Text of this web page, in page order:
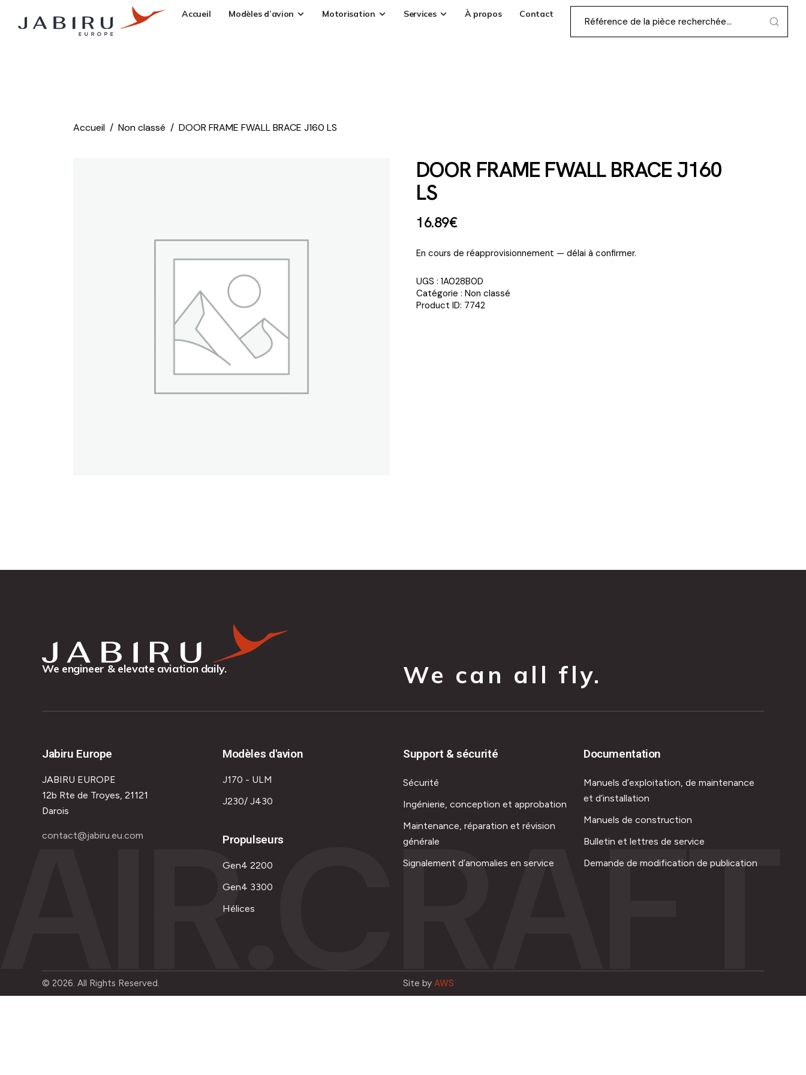
Accueil Modèles d’avion Motorisation Services À propos Contact
Accueil Non classé DOOR FRAME FWALL BRACE J160 LS
DOOR FRAME FWALL BRACE J160
LS
16.89€
En cours de réapprovisionnement — délai à confirmer.
UGS : 1A028B0D
Catégorie : Non classé
Product ID: 7742
We engineer & elevate aviation daily. We can all fly.
Jabiru Europe
JABIRU EUROPE
12b Rte de Troyes, 21121
Darois
contact@jabiru.eu.com
Modèles d'avion
J170 - ULM
J230/ J430
Propulseurs
Gen4 2200
Gen4 3300
Hélices
Support & sécurité
Sécurité
Ingénierie, conception et approbation
Maintenance, réparation et révision
générale
Signalement d’anomalies en service
Documentation
Manuels d’exploitation, de maintenance
et d’installation
Manuels de construction
Bulletin et lettres de service
Demande de modification de publication
AIR.CRAFT
© 2026. All Rights Reserved. Site by AWS